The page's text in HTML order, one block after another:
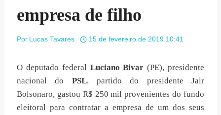
empresa de filho
Por Lucas Tavares 15 de fevereiro de 2019 10:41
O deputado federal Luciano Bivar (PE), presidente
nacional do PSL, partido do presidente Jair
Bolsonaro, gastou R$ 250 mil provenientes do fundo
eleitoral para contratar a empresa de um dos seus